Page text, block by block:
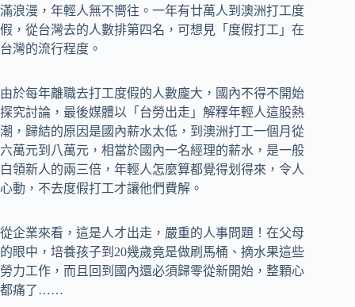
滿浪漫，年輕人無不嚮往。一年有廿萬人到澳洲打工度
假，從台灣去的人數排第四名，可想見「度假打工」在
台灣的流行程度。
由於每年離職去打工度假的人數龐大，國內不得不開始
探究討論，最後媒體以「台勞出走」解釋年輕人這股熱
潮，歸結的原因是國內薪水太低，到澳洲打工一個月從
六萬元到八萬元，相當於國內一名經理的薪水，是一般
白領新人的兩三倍，年輕人怎麼算都覺得划得來，令人
心動，不去度假打工才讓他們費解。
從企業來看，這是人才出走，嚴重的人事問題！在父母
的眼中，培養孩子到20幾歲竟是做刷馬桶、摘水果這些
勞力工作，而且回到國內還必須歸零從新開始，整顆心
都痛了……